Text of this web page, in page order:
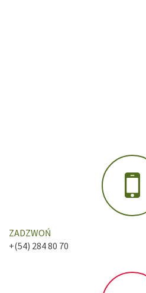
ZADZWOŃ
+(54) 284 80 70